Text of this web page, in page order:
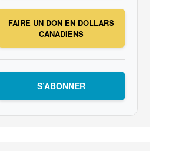
FAIRE UN DON EN DOLLARS
CANADIENS
S’ABONNER